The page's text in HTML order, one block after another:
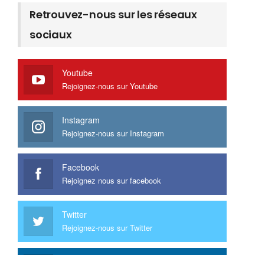
Retrouvez-nous sur les réseaux
sociaux
Youtube
Rejoignez-nous sur Youtube
Instagram
Rejoignez-nous sur Instagram
Facebook
Rejoignez nous sur facebook
Twitter
Rejoignez-nous sur Twitter